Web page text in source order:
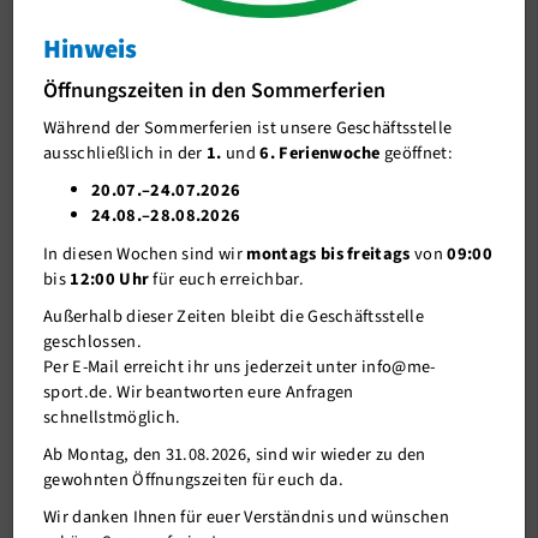
Die ersten Judo-Kreismeister 2024
Die ersten Judo-Kreismeister 2024
22.01.2024
J-Team
Stellenangebote
Förderverein me-sport e.V.
Mitgliederservice
Verantwortung
Hinweis
Öffnungszeiten in den Sommerferien
Während der Sommerferien ist unsere Geschäftsstelle
ausschließlich in der 1. und6. Ferienwochegeöffnet:
20.07.–24.07.2026
24.08.–28.08.2026
In diesen Wochen sind wirmontags bis freitagsvon09:00
bis12:00 Uhrfür euch erreichbar.
Außerhalb dieser Zeiten bleibt die Geschäftsstelle
geschlossen.
Per E-Mail erreicht ihr uns jederzeit unter info@me-
sport.de. Wir beantworten eure Anfragen
schnellstmöglich.
Ab Montag, den 31.08.2026, sind wir wieder zu den
gewohnten Öffnungszeiten für euch da.
Wir danken Ihnen für euer Verständnis und wünschen